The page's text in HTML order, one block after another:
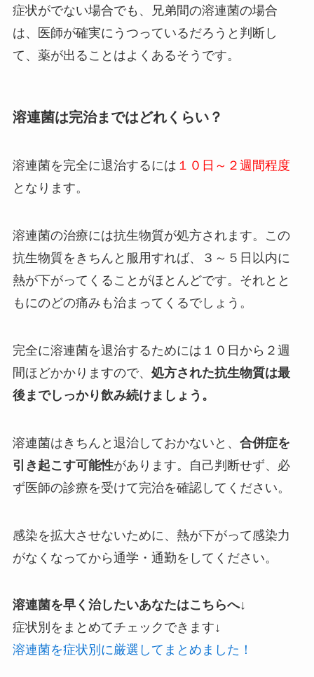
症状がでない場合でも、兄弟間の溶連菌の場合
は、医師が確実にうつっているだろうと判断し
て、薬が出ることはよくあるそうです。
溶連菌は完治まではどれくらい？
溶連菌を完全に退治するには １０日～２週間程度
となります。
溶連菌の治療には抗生物質が処方されます。この
抗生物質をきちんと服用すれば、３～５日以内に
熱が下がってくることがほとんどです。それとと
もにのどの痛みも治まってくるでしょう。
完全に溶連菌を退治するためには１０日から２週
間ほどかかりますので、 処方された抗生物質は最
後までしっかり飲み続けましょう。
溶連菌はきちんと退治しておかないと、 合併症を
引き起こす可能性があります。自己判断せず、必
ず医師の診療を受けて完治を確認してください。
感染を拡大させないために、熱が下がって感染力
がなくなってから通学・通勤をしてください。
溶連菌を早く治したいあなたはこちらへ↓
症状別をまとめてチェックできます↓
溶連菌を症状別に厳選してまとめました！